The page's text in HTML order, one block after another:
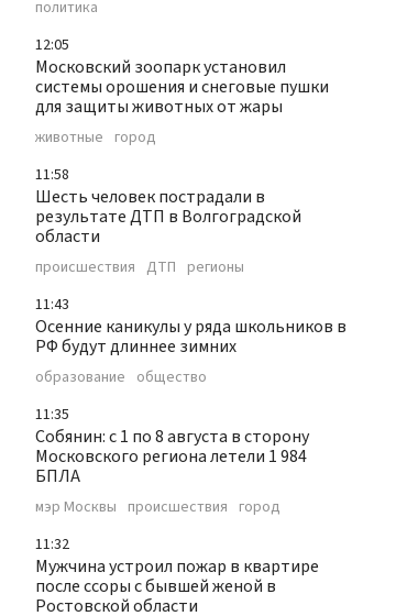
политика
12:05
Московский зоопарк установил
системы орошения и снеговые пушки
для защиты животных от жары
животные город
11:58
Шесть человек пострадали в
результате ДТП в Волгоградской
области
происшествия ДТП регионы
11:43
Осенние каникулы у ряда школьников в
РФ будут длиннее зимних
образование общество
11:35
Собянин: с 1 по 8 августа в сторону
Московского региона летели 1 984
БПЛА
мэр Москвы происшествия город
11:32
Мужчина устроил пожар в квартире
после ссоры с бывшей женой в
Ростовской области